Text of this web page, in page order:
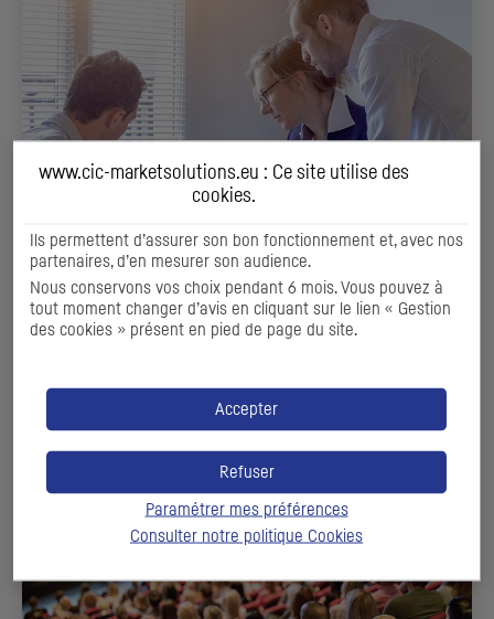
FINANCEMENTS DE MARCHÉ ET OFFRES
PUBLIQUES
Accompagner le développement de votre entreprise via
www.cic-marketsolutions.eu : Ce site utilise des
cookies.
Ils permettent d’assurer son bon fonctionnement et, avec nos
partenaires, d’en mesurer son audience.
Nous conservons vos choix pendant 6 mois. Vous pouvez à
tout moment changer d’avis en cliquant sur le lien « Gestion
des cookies » présent en pied de page du site.
Accepter
Refuser
Paramétrer mes préférences
Consulter notre politique Cookies